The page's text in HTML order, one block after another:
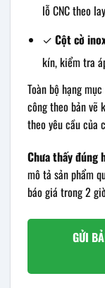
lỗ CNC theo
✓ Cột cờ
kín, kiểm tra
Toàn bộ hạng
công theo bản
theo yêu cầu của
Chưa thấy đúng
mô tả sản phẩm
báo giá trong 2
GỬI